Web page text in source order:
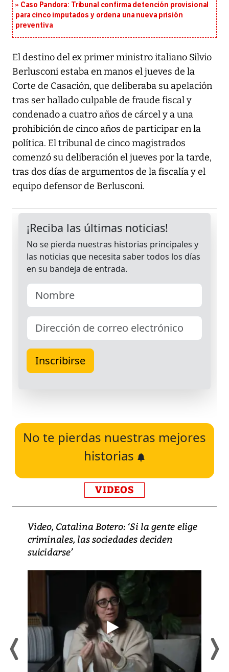
Caso Pandora: Tribunal confirma detención provisional
para cinco imputados y ordena una nueva prisión
preventiva
El destino del ex primer ministro italiano Silvio
Berlusconi estaba en manos el jueves de la
Corte de Casación, que deliberaba su apelación
tras ser hallado culpable de fraude fiscal y
condenado a cuatro años de cárcel y a una
prohibición de cinco años de participar en la
política. El tribunal de cinco magistrados
comenzó su deliberación el jueves por la tarde,
tras dos días de argumentos de la fiscalía y el
equipo defensor de Berlusconi.
No te pierdas nuestras mejores
historias
VIDEOS
Video, Catalina Botero: ‘Si la gente elige
criminales, las sociedades deciden
suicidarse’